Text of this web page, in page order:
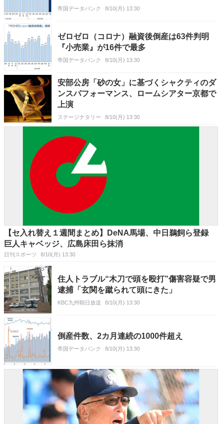
帝国データバンク 8/10(月) 13:30
ゼロゼロ（コロナ）融資後倒産は63件判明
『小売業』が16件で最多
帝国データバンク 8/10(月) 13:30
安部公房「砂の女」に基づくシャクティのダ
ンスパフォーマンス、ロームシアター京都で
上演
ステージナタリー 8/10(月) 13:30
【セ入れ替え１週間まとめ】DeNA馬場、中日鵜飼ら登録
巨人キャベッジ、広島床田ら抹消
日刊スポーツ 8/10(月) 13:30
住人トラブル“木刀で頭を殴打”傷害容疑で男
逮捕「玄関を蹴られて頭にきた」
KBC九州朝日放送 8/10(月) 13:30
倒産件数、2カ月連続の1000件超え
帝国データバンク 8/10(月) 13:30